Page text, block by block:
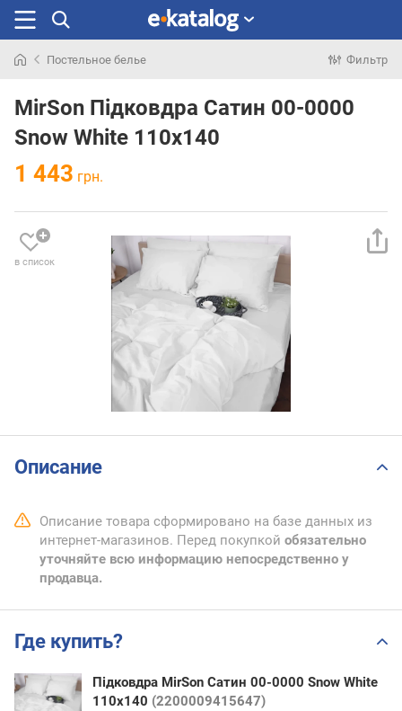
раньше
Постельное белье Фильтр
MirSon Підковдра Сатин 00-0000
Snow White 110х140
1 443 грн.
в список
Описание
Описание товара сформировано на базе данных из
интернет-магазинов. Перед покупкой обязательно
уточняйте всю информацию непосредственно у
продавца.
Где купить?
Підковдра MirSon Сатин 00-0000 Snow White
110х140 (2200009415647)